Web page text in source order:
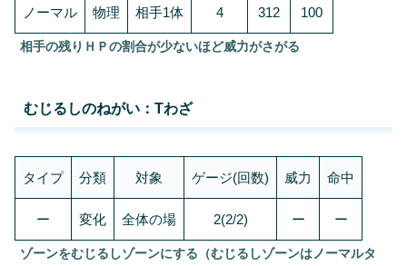
ノーマル 物理 相手1体 4 312 100
相手の残りＨＰの割合が少ないほど威力がさがる
むじるしのねがい：Tわざ
タイプ 分類 対象 ゲージ(回数) 威力 命中
ー 変化 全体の場 2(2/2) ー ー
ゾーンをむじるしゾーンにする（むじるしゾーンはノーマルタ